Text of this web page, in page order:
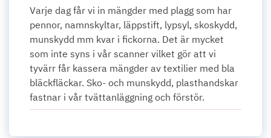
Varje dag får vi in mängder med plagg som har
pennor, namnskyltar, läppstift, lypsyl, skoskydd,
munskydd mm kvar i fickorna. Det är mycket
som inte syns i vår scanner vilket gör att vi
tyvärr får kassera mängder av textilier med bla
bläckfläckar. Sko- och munskydd, plasthandskar
fastnar i vår tvättanläggning och förstör.